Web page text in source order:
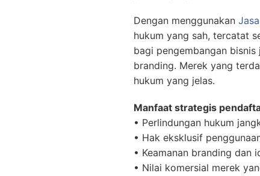
Dengan menggunakan
hukum yang sah, tercatat
bagi pengembangan
branding. Merek yang
hukum yang jelas.
Manfaat strategis
• Perlindungan hukum
• Hak eksklusif
• Keamanan branding dan
• Nilai komersial merek